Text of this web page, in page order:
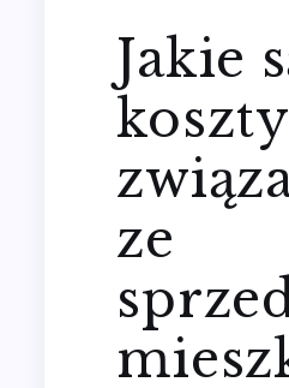
Jakie
koszty
ze